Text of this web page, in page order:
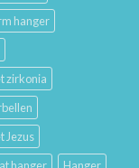
hanger
zirkonia
Jezus